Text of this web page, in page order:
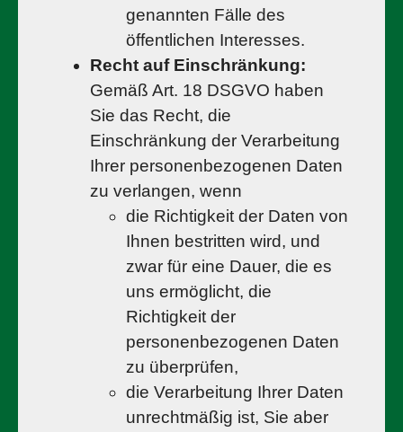
genannten Fälle des
öffentlichen Interesses.
Recht auf Einschränkung:
Gemäß Art. 18 DSGVO haben
Sie das Recht, die
Einschränkung der Verarbeitung
Ihrer personenbezogenen Daten
zu verlangen, wenn
die Richtigkeit der Daten von
Ihnen bestritten wird, und
zwar für eine Dauer, die es
uns ermöglicht, die
Richtigkeit der
personenbezogenen Daten
zu überprüfen,
die Verarbeitung Ihrer Daten
unrechtmäßig ist, Sie aber